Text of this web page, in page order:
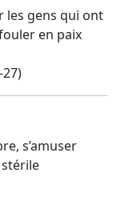
les gens qui ont
en paix
s’amuser
stérile